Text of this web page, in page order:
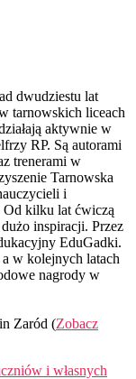
dwudziestu lat
tarnowskich liceach
aktywnie w
RP. Są autorami
trenerami w
Tarnowska
i
Od kilku lat ćwiczą
inspiracji. Przez
EduGadki.
w kolejnych latach
nagrody w
Zaród (Zobacz
i własnych